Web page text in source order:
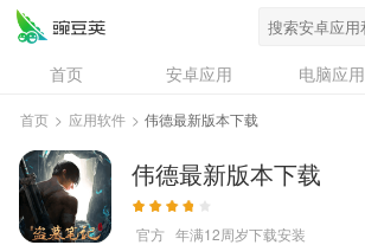
首页 安卓应用 电脑应用
资讯
专题
问答
首页 > 应用软件 > 伟德最新版本下载
伟德最新版本下载
官方 年满12周岁下载安装